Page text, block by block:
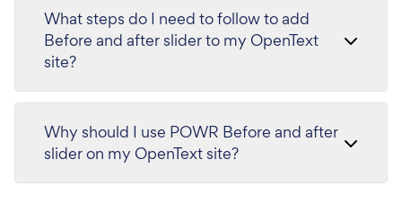
What steps do I need to follow to add
Before and after slider to my OpenText
site?
Why should I use POWR Before and after
slider on my OpenText site?